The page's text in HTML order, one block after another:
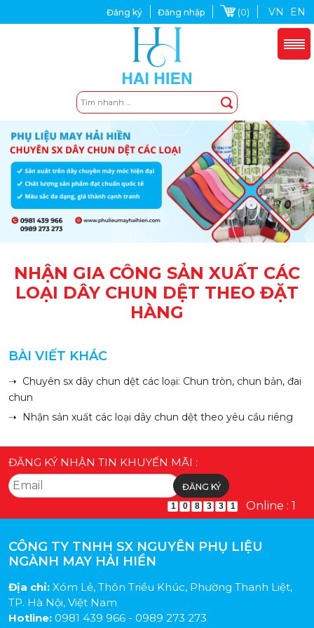
Đăng ký Đăng nhập (0) VN EN
NHẬN GIA CÔNG SẢN XUẤT CÁC
LOẠI DÂY CHUN DỆT THEO ĐẶT
HÀNG
BÀI VIẾT KHÁC
➝ Chuyên sx dây chun dệt các loại: Chun tròn, chun bản, đai
chun
➝ Nhận sản xuất các loại dây chun dệt theo yêu cầu riêng
ĐĂNG KÝ NHẬN TIN KHUYẾN MÃI :
1 0 8 3 3 1 Online : 1
CÔNG TY TNHH SX NGUYÊN PHỤ LIỆU
NGÀNH MAY HẢI HIỀN
Địa chỉ: Xóm Lẻ, Thôn Triều Khúc, Phường Thanh Liệt,
TP. Hà Nội, Việt Nam
Hotline: 0981 439 966 - 0989 273 273